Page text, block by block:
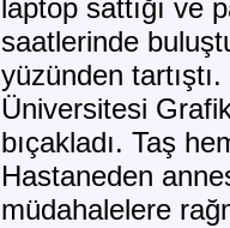
laptop sattığı ve
saatlerinde
yüzünden
Üniversitesi Grafik
bıçakladı. Taş
Hastaneden
müdahalelere